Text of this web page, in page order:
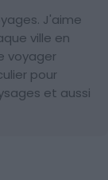
J'aime
ville en
voyager
pour
et aussi